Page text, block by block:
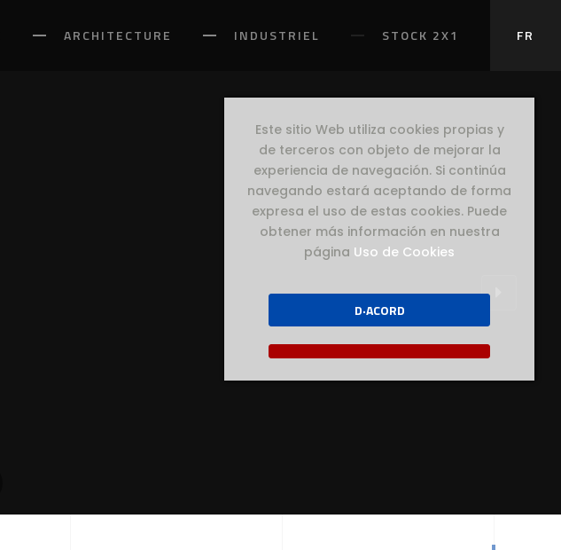
ARCHITECTURE INDUSTRIEL STOCK 2X1 FR
Este sitio Web utiliza cookies propias y
de terceros con objeto de mejorar la
experiencia de navegación. Si continúa
navegando estará aceptando de forma
expresa el uso de estas cookies. Puede
obtener más información en nuestra
página Uso de Cookies
D·ACORD